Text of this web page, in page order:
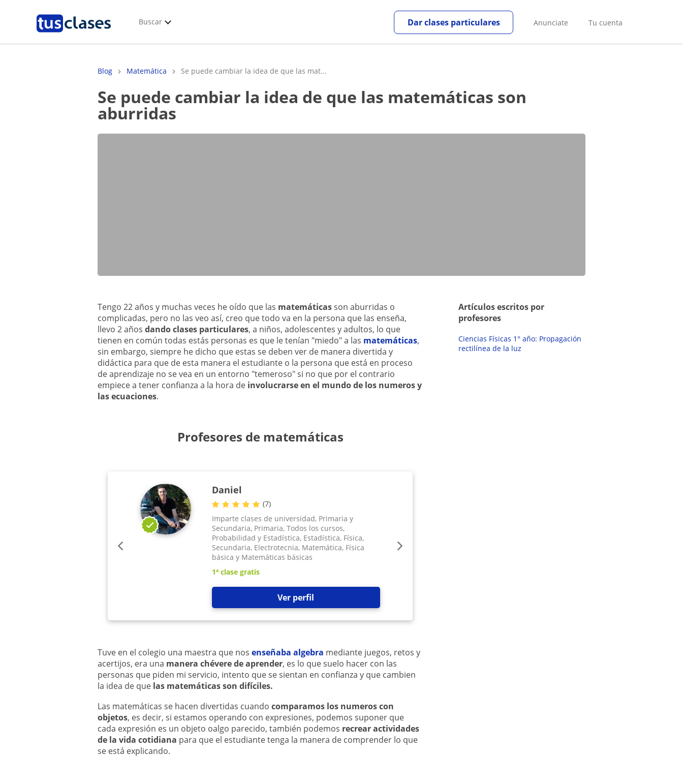
Buscar Anunciate Tu cuenta
Dar clases particulares
Blog Matemática Se puede cambiar la idea de que las mat...
Se puede cambiar la idea de que las matemáticas son
aburridas
Tengo 22 años y muchas veces he oído que las matemáticasson aburridas o
complicadas, pero no las veo así, creo que todo va en la persona que las enseña,
llevo 2 años dando clases particulares, a niños, adolescentes y adultos, lo que
tienen en común todas estás personas es que le tenían "miedo" a las matemáticas,
sin embargo, siempre he dicho que estas se deben ver de manera divertida y
didáctica para que de esta manera el estudiante o la persona que está en proceso
de aprendizaje no se vea en un entorno "temeroso" si no que por el contrario
empiece a tener confianza a la hora de involucrarse en el mundo de los numeros y
las ecuaciones.
Profesores de matemáticas
Daniel
(7)
Imparte clases de universidad, Primaria y
Secundaria, Primaria, Todos los cursos,
Probabilidad y Estadística, Estadística, Física,
Secundaria, Electrotecnia, Matemática, Física
básica y Matemáticas básicas
1ª clase gratis
Ver perfil
Tuve en el colegio una maestra que nos enseñaba algebra mediante juegos, retos y
acertijos, era una manera chévere de aprender, es lo que suelo hacer con las
personas que piden mi servicio, intento que se sientan en confianza y que cambien
la idea de que las matemáticas son difíciles.
Las matemáticas se hacen divertidas cuando comparamos los numeros con
objetos, es decir, si estamos operando con expresiones, podemos suponer que
cada expresión es un objeto oalgo parecido, también podemos recrear actividades
de la vida cotidiana para que el estudiante tenga la manera de comprender lo que
se está explicando.
Artículos escritos por
profesores
Ciencias Físicas 1° año: Propagación
rectilínea de la luz